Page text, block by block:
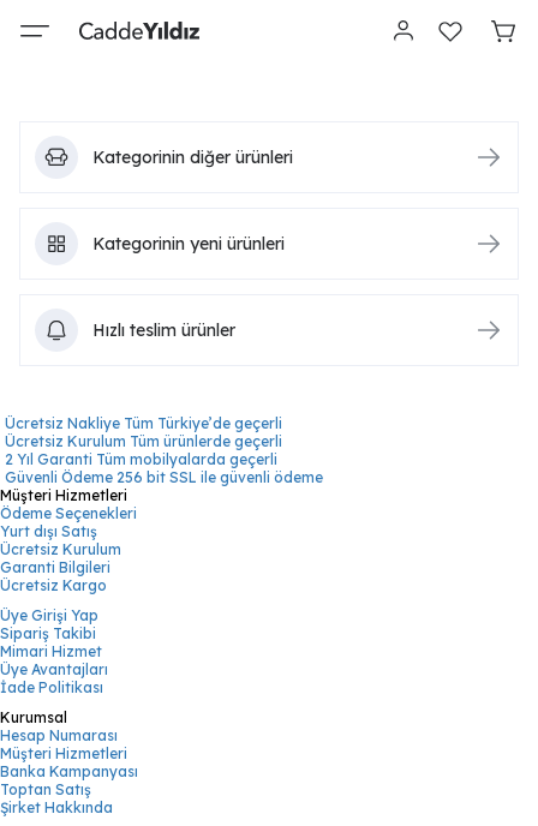
Kategorinin diğer ürünleri
Kategorinin yeni ürünleri
Hızlı teslim ürünler
Ücretsiz Nakliye Tüm Türkiye’de geçerli
Ücretsiz Kurulum Tüm ürünlerde geçerli
2 Yıl Garanti Tüm mobilyalarda geçerli
Güvenli Ödeme 256 bit SSL ile güvenli ödeme
Müşteri Hizmetleri
Ödeme Seçenekleri
Yurt dışı Satış
Ücretsiz Kurulum
Garanti Bilgileri
Ücretsiz Kargo
Üye Girişi Yap
Sipariş Takibi
Mimari Hizmet
Üye Avantajları
İade Politikası
Kurumsal
Hesap Numarası
Müşteri Hizmetleri
Banka Kampanyası
Toptan Satış
Şirket Hakkında